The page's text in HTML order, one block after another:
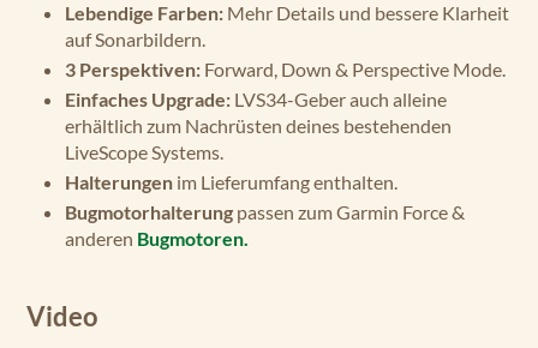
Lebendige Farben: Mehr Details und bessere Klarheit
auf Sonarbildern.
3 Perspektiven: Forward, Down & Perspective Mode.
Einfaches Upgrade: LVS34-Geber auch alleine
erhältlich zum Nachrüsten deines bestehenden
LiveScope Systems.
Halterungen im Lieferumfang enthalten.
Bugmotorhalterung passen zum Garmin Force &
anderen Bugmotoren.
Video